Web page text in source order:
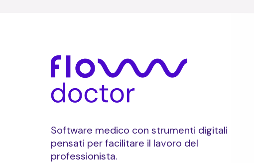
Software medico con strumenti digitali
pensati per facilitare il lavoro del
professionista.